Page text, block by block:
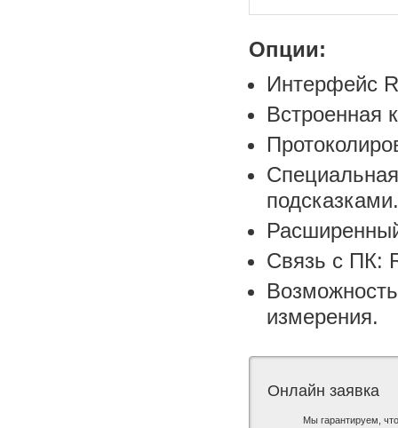
Опции:
Интерфейс
Встроенная
подсказками.
Связь с ПК:
измерения.
Онлайн заявка
Мы гарантируем,